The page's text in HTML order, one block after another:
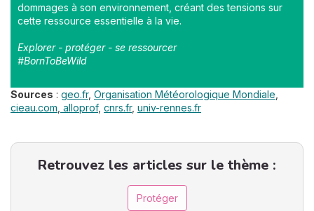
dommages à son environnement, créant des tensions sur
cette ressource essentielle à la vie.
Explorer - protéger - se ressourcer
#BornToBeWild
Sources : geo.fr, Organisation Météorologique Mondiale
cieau.com alloprof, cnrs.fr, univ-rennes.fr
Retrouvez les articles sur le thème :
Protéger